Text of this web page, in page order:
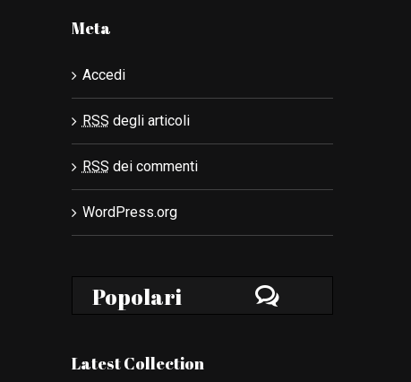
Meta
Accedi
RSS degli articoli
RSS dei commenti
WordPress.org
Popolari
Latest Collection